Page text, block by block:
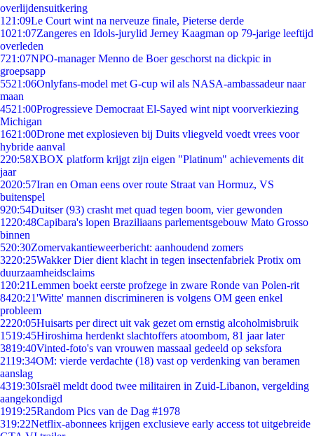
overlijdensuitkering
1 21:09Le Court wint na nerveuze finale, Pieterse derde
1021:07Zangeres en Idols-jurylid Jerney Kaagman op 79-jarige leeftijd
overleden
721:07NPO-manager Menno de Boer geschorst na dickpic in
groepsapp
5521:06Onlyfans-model met G-cup wil als NASA-ambassadeur naar
maan
4521:00Progressieve Democraat El-Sayed wint nipt voorverkiezing
Michigan
1621:00Drone met explosieven bij Duits vliegveld voedt vrees voor
hybride aanval
220:58XBOX platform krijgt zijn eigen "Platinum" achievements dit
jaar
2020:57Iran en Oman eens over route Straat van Hormuz, VS
buitenspel
920:54Duitser (93) crasht met quad tegen boom, vier gewonden
1220:48Capibara's lopen Braziliaans parlementsgebouw Mato Grosso
binnen
520:30Zomervakantieweerbericht: aanhoudend zomers
3220:25Wakker Dier dient klacht in tegen insectenfabriek Protix om
duurzaamheidsclaims
1 20:21Lemmen boekt eerste profzege in zware Ronde van Polen-rit
8420:21'Witte' mannen discrimineren is volgens OM geen enkel
probleem
2220:05Huisarts per direct uit vak gezet om ernstig alcoholmisbruik
1519:45Hiroshima herdenkt slachtoffers atoombom, 81 jaar later
3819:40Vinted-foto's van vrouwen massaal gedeeld op seksfora
2119:34OM: vierde verdachte (18) vast op verdenking van beramen
aanslag
4319:30Israël meldt dood twee militairen in Zuid-Libanon, vergelding
aangekondigd
1919:25Random Pics van de Dag #1978
319:22Netflix-abonnees krijgen exclusieve early access tot uitgebreide